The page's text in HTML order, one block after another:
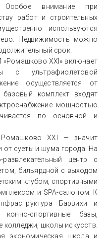
Особое внимание при
работ и строительных
используются
Недвижимость можно
срок.
«Ромашково XXI» включает
с ультрафиолетовой
осуществляется от
комплект входят
мощностью
по основной и
Ромашково XXI — значит
от суеты и шума города. На
развлекательный центр с
бильярдной с выходом
клубом, спортивными
и SPA-салоном. К
Барвихи и
спортивные базы,
колледжи, школы искусств.
экономическая школа и